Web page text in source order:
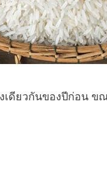
เดียวกันของปีก่อน